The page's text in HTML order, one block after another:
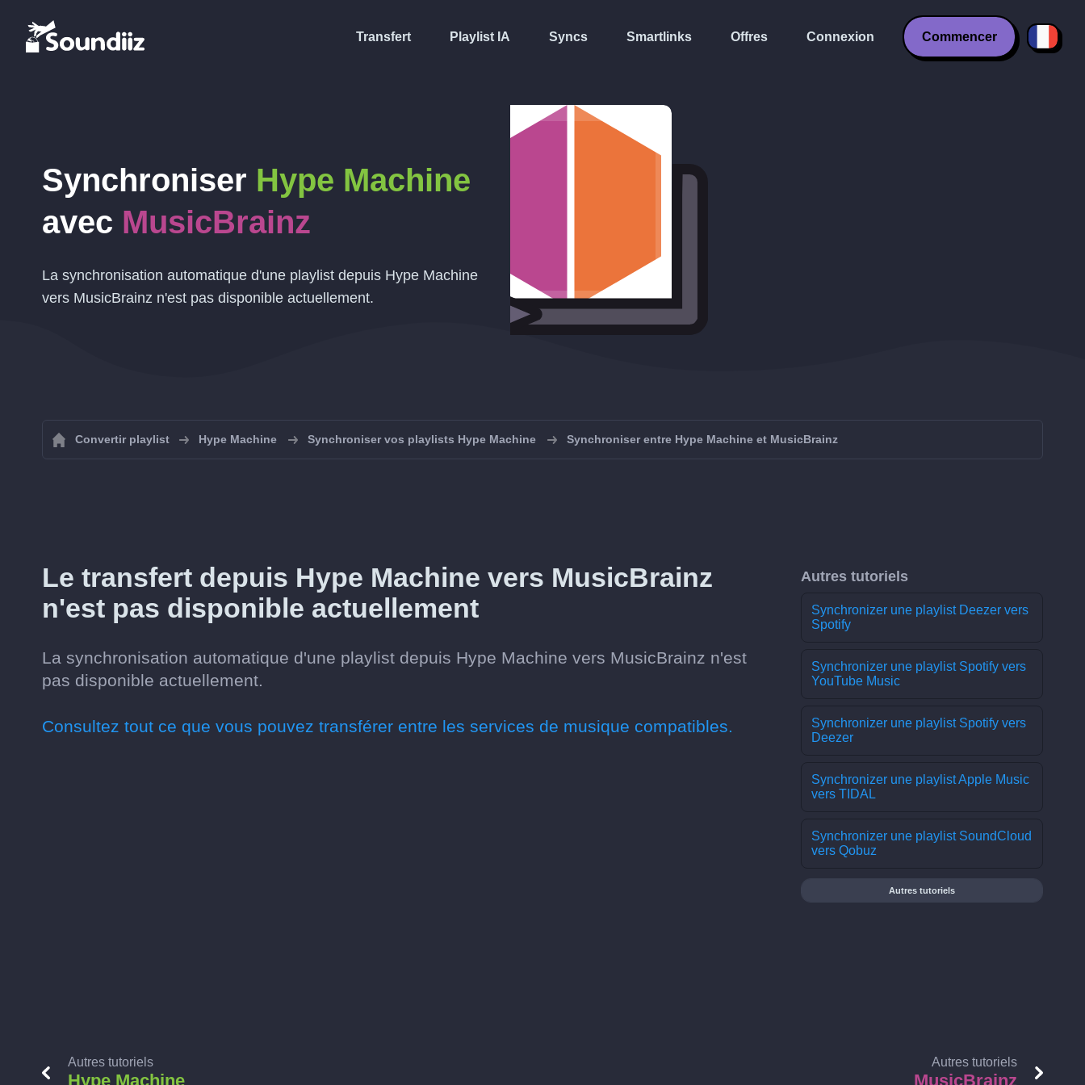
Transfert Playlist IA Syncs Smartlinks Offres Connexion Commencer
Synchroniser Hype Machine
avec MusicBrainz
La synchronisation automatique d'une playlist depuis Hype Machine
vers MusicBrainz n'est pas disponible actuellement.
Convertir playlist Hype Machine Synchroniser vos playlists Hype Machine Synchroniser entre Hype Machine et MusicBrainz
Le transfert depuis Hype Machine vers MusicBrainz
n'est pas disponible actuellement
La synchronisation automatique d'une playlist depuis Hype Machine vers MusicBrainz n'est
pas disponible actuellement.
Consultez tout ce que vous pouvez transférer entre les services de musique compatibles.
Autres tutoriels
Synchronizer une playlist Deezer vers
Spotify
Synchronizer une playlist Spotify vers
YouTube Music
Synchronizer une playlist Spotify vers
Deezer
Synchronizer une playlist Apple Music
vers TIDAL
Synchronizer une playlist SoundCloud
vers Qobuz
Autres tutoriels
Autres tutoriels
Hype Machine
Autres tutoriels
MusicBrainz